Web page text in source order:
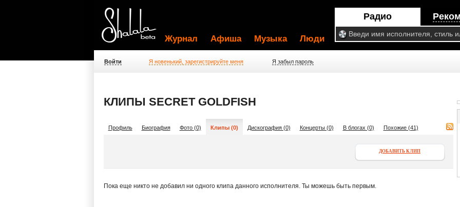
Радио
Журнал Афиша Музыка Люди
Войти Я новенький, зарегистрируйте меня Я забыл пароль
КЛИПЫ SECRET GOLDFISH
Профиль Биография Фото (0) Клипы (0) Дискография (0) Концерты (0) В блогах (0) Похожие (41)
ДОБАВИТЬ КЛИП
Пока еще никто не добавил ни одного клипа данного исполнителя. Ты можешь быть первым.